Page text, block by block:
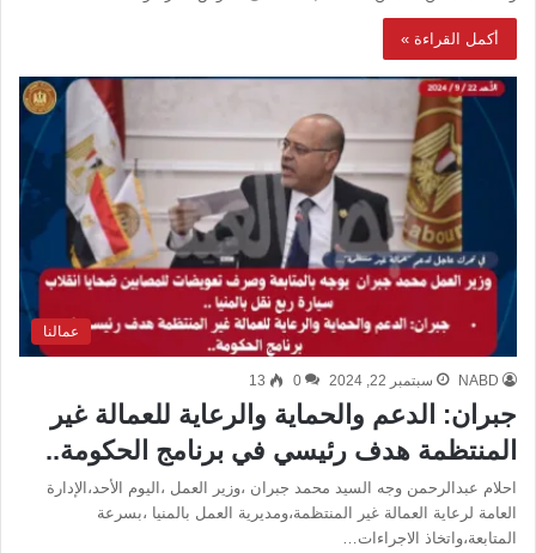
أكمل القراءة »
عمالنا
NABD سبتمبر 22, 2024 0
13
جبران: الدعم والحماية والرعاية للعمالة غير
المنتظمة هدف رئيسي في برنامج الحكومة..
احلام عبدالرحمن وجه السيد محمد جبران ،وزير العمل ،اليوم الأحد،الإدارة
العامة لرعاية العمالة غير المنتظمة،ومديرية العمل بالمنيا ،بسرعة
المتابعة،واتخاذ الاجراءات…